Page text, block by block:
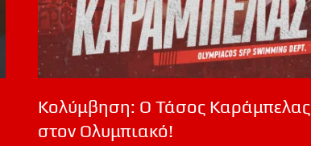
Κολύμβηση: Ο Τάσος Καράμπελας
στον Ολυμπιακό!